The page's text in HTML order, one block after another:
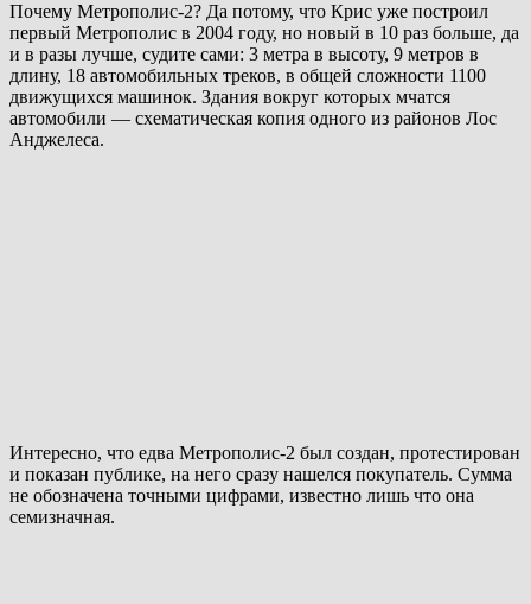
Почему Метрополис-2? Да потому, что Крис уже построил
первый Метрополис в 2004 году, но новый в 10 раз больше, да
и в разы лучше, судите сами: 3 метра в высоту, 9 метров в
длину, 18 автомобильных треков, в общей сложности 1100
движущихся машинок. Здания вокруг которых мчатся
автомобили — схематическая копия одного из районов Лос
Анджелеса.
Интересно, что едва Метрополис-2 был создан, протестирован
и показан публике, на него сразу нашелся покупатель. Сумма
не обозначена точными цифрами, известно лишь что она
семизначная.